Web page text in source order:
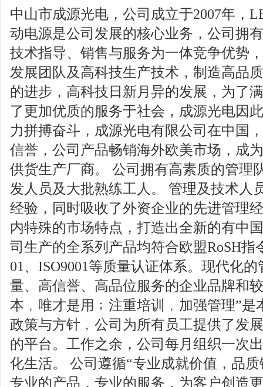
中山市成源光电，公司成立于2007年，
动电源是公司发展的核心业务，公司拥
技术指导、销售与服务为一体竞争优势
发展团队及高科技生产技术，制造高品
的进步，高科技日新月异的发展，为了
了更加优质的服务于社会，成源光电因
力拼搏奋斗，成源光电有限公司在中国
信誉，公司产品畅销海外欧美市场，成
供货生产厂商。 公司拥有高素质的管理
发人员及大批熟练工人。 管理及技术人
经验，同时吸收了外资企业的先进管理
内特殊的市场特点，打造出全新的有中
司生产的全系列产品均符合欧盟RoSH指
01、ISO9001等质量认证体系。现代化
量、高信誉、高品位服务的企业品牌和
本﹐唯才是用﹔注重培训﹐加强管理”是
政策与方针﹐公司为所有员工提供了发
的平台。工作之余，公司每月组织一次
化生活。 公司遵循“专业成就价值，品
专业的产品，专业的服务，为客户创造